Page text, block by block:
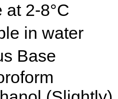
2-8°C
in water
Base